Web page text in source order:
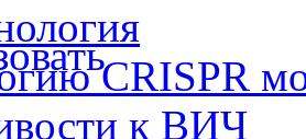
CRISPR
к ВИЧ